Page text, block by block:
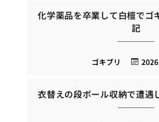
化学薬品を卒業して白檀でゴ
記
ゴキブリ
衣替えの段ボール収納で遭遇